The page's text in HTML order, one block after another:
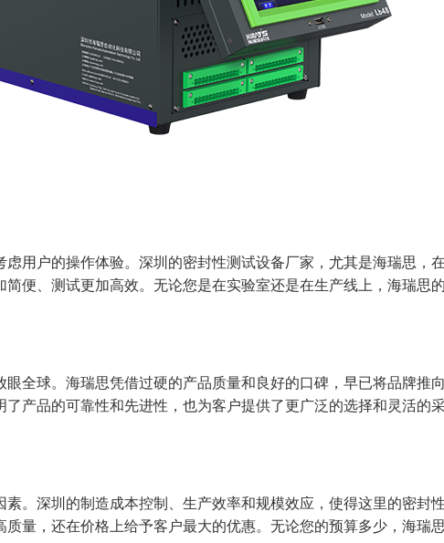
用户的操作体验。深圳的密封性测试设备厂家，尤其是海瑞思，
便、测试更加高效。无论您是在实验室还是在生产线上，海瑞思
全球。海瑞思凭借过硬的产品质量和良好的口碑，早已将品牌推
产品的可靠性和先进性，也为客户提供了更广泛的选择和灵活的
。深圳的制造成本控制、生产效率和规模效应，使得这里的密封
量，还在价格上给予客户最大的优惠。无论您的预算多少，海瑞